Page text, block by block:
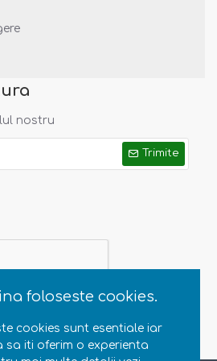
foloseste cookies.
cookies sunt esentiale iar
sa iti oferim o experienta
fleece, organica,
nostru
Trimite